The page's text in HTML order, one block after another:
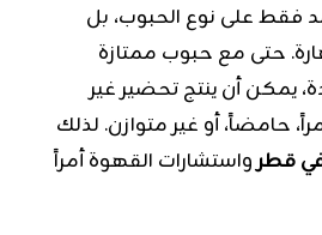
على نوع الحبوب، بل
حتى مع حبوب ممتازة
أن ينتج تحضير غير
أو غير متوازن. لذلك
واستشارات القهوة أمراً